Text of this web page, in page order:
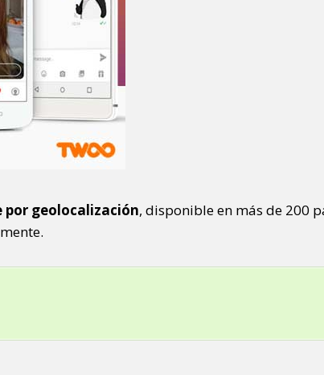
por geolocalización, disponible en más de 200